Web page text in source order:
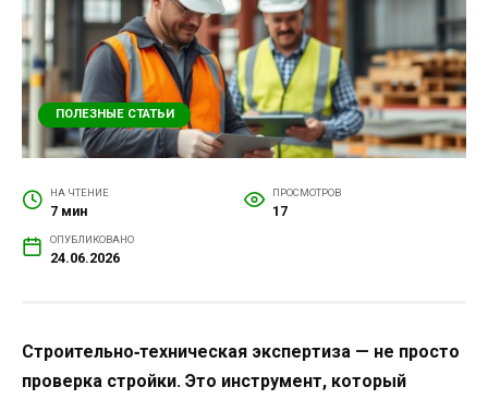
ПОЛЕЗНЫЕ СТАТЬИ
НА ЧТЕНИЕ
7 мин
ПРОСМОТРОВ
17
ОПУБЛИКОВАНО
24.06.2026
Строительно‑техническая экспертиза — не просто
проверка стройки. Это инструмент, который